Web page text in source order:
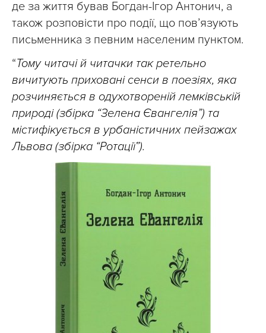
де за життя бував Богдан-Ігор Антонич, а
також розповісти про події, що пов’язують
письменника з певним населеним пунктом.
“Тому читачі й читачки так ретельно
вичитують приховані сенси в поезіях, яка
розчиняється в одухотвореній лемківській
природі (збірка “Зелена Євангелія”) та
містифікується в урбаністичних пейзажах
Львова (збірка “Ротації”).